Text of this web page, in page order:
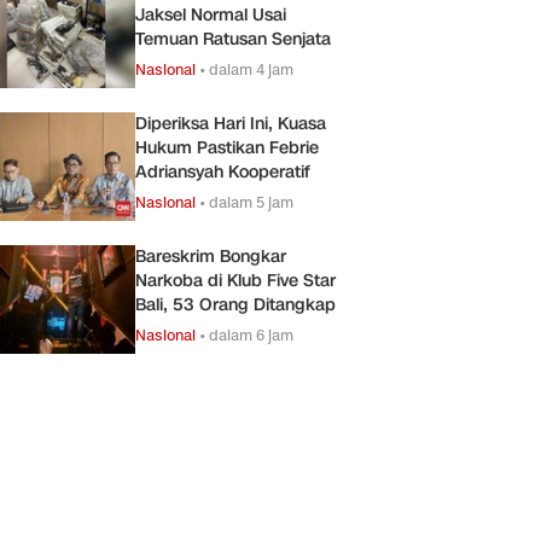
Jaksel Normal Usai
Temuan Ratusan Senjata
Nasional •dalam 4 jam
Diperiksa Hari Ini, Kuasa
Hukum Pastikan Febrie
Adriansyah Kooperatif
Nasional •dalam 5 jam
Bareskrim Bongkar
Narkoba di Klub Five Star
Bali, 53 Orang Ditangkap
Nasional •dalam 6 jam